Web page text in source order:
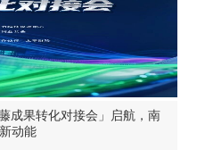
成果转化对接会」启航，南
动能